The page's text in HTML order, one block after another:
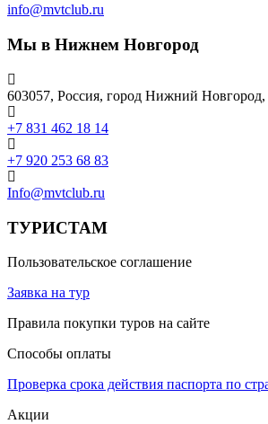
info@mvtclub.ru
Мы в Нижнем Новгород
603057, Россия, город Нижний Новгород,
+7 831 462 18 14
+7 920 253 68 83
Info@mvtclub.ru
ТУРИСТАМ
Пользовательское соглашение
Заявка на тур
Правила покупки туров на сайте
Способы оплаты
Проверка срока действия паспорта по
Акции